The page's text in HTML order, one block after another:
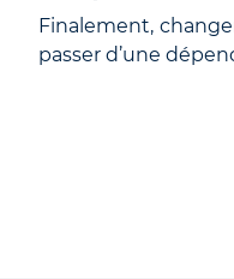
Finalement,
passer d’une